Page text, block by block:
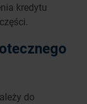
kredytu
do